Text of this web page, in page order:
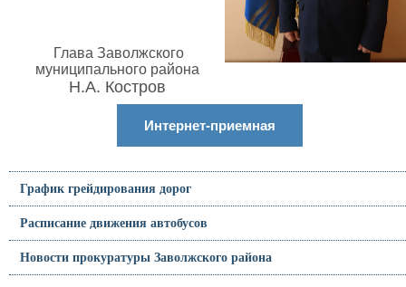
Глава Заволжского
муниципального района
Н.А. Костров
Интернет-приемная
График грейдирования дорог
Расписание движения автобусов
Новости прокуратуры Заволжского района